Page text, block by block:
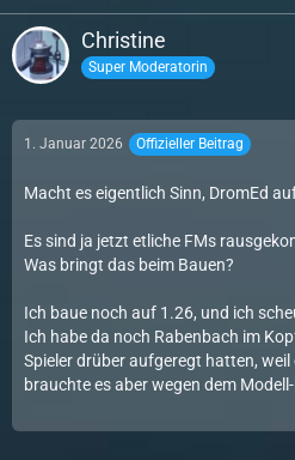
Christine
Super Moderatorin
1. Januar 2026 Offizieller Beitrag
Macht es eigentlich Sinn, DromEd
Es sind ja jetzt etliche FMs
Was bringt das beim Bauen?
Ich baue noch auf 1.26, und ich
Ich habe da noch Rabenbach im
Spieler drüber aufgeregt hatten,
brauchte es aber wegen dem